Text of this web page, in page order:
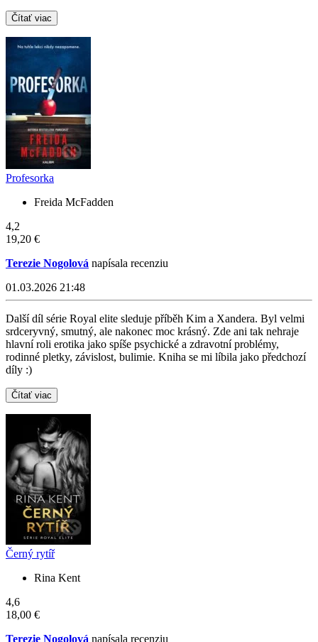
Čítať viac
Profesorka
Freida McFadden
4,2
19,20 €
Terezie Nogolová napísala recenziu
01.03.2026 21:48
Další díl série Royal elite sleduje příběh Kim a Xandera. Byl velmi
srdceryvný, smutný, ale nakonec moc krásný. Zde ani tak nehraje
hlavní roli erotika jako spíše psychické a zdravotní problémy,
rodinné pletky, závislost, bulimie. Kniha se mi líbila jako předchozí
díly :)
Čítať viac
Černý rytíř
Rina Kent
4,6
18,00 €
Terezie Nogolová napísala recenziu